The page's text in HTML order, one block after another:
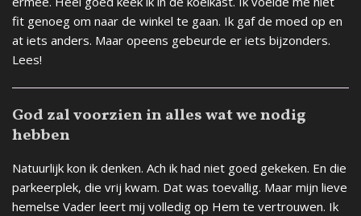
fit genoeg om naar de winkel te gaan. Ik gaf de moed op en
at iets anders. Maar opeens gebeurde er iets bijzonders.
Lees!
God zal voorzien in alles wat we nodig
hebben
Natuurlijk kon ik denken. Ach ik had niet goed gekeken. En die
parkeerplek, die vrij kwam. Dat was toevallig. Maar mijn lieve
hemelse Vader leert mij volledig op Hem te vertrouwen. Ik